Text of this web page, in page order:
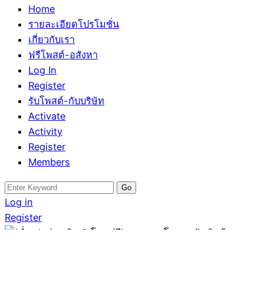
Home
รายละเอียดโปรโมชั่น
เกี่ยวกับเรา
ฟรีโพสต์-อสังหา
Log In
Register
รับโพสต์-กับบริษัท
Activate
Activity
Register
Members
Search
for:
Log in
Register